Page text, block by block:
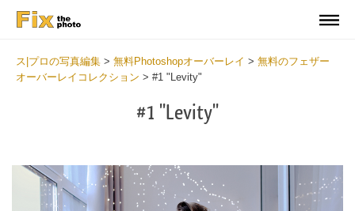
ス|プロの写真編集 > 無料Photoshopオーバーレイ > 無料のフェザー
オーバーレイコレクション > #1 "Levity"
#1 "Levity"